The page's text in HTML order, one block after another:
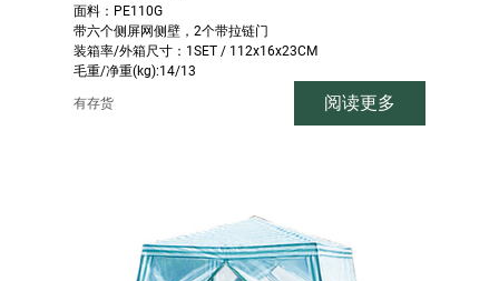
面料：PE110G
带六个侧屏网侧壁，2个带拉链门
装箱率/外箱尺寸：1SET / 112x16x23CM
毛重/净重(kg):14/13
有存货 阅读更多